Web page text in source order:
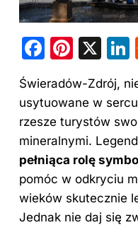
F
c
e
b
o
o
k
Pi
er
e
st
X
Świeradów-Zdrój,
usytuowane w
rzesze turystów
mineralnymi.
pełniąca rolę
pomóc w odkryciu
wieków skutecznie
Jednak nie daj się